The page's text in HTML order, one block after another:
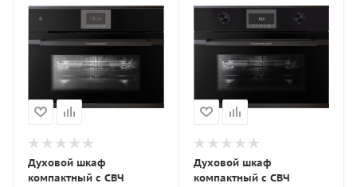
Духовой шкаф
компактный с СВЧ
Духовой шкаф
компактный с СВЧ